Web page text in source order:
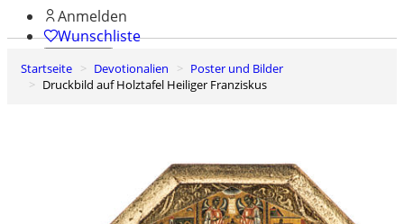
Anmelden
Wunschliste
0
Warenkorb
Startseite Devotionalien
Poster und Bilder
Druckbild auf Holztafel Heiliger Franziskus